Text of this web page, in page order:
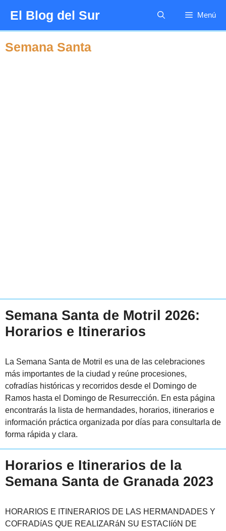
contenido
El Blog del Sur Menú
Semana Santa
Semana Santa de Motril 2026:
Horarios e Itinerarios
La Semana Santa de Motril es una de las celebraciones
más importantes de la ciudad y reúne procesiones,
cofradías históricas y recorridos desde el Domingo de
Ramos hasta el Domingo de Resurrección. En esta página
encontrarás la lista de hermandades, horarios, itinerarios e
información práctica organizada por días para consultarla de
forma rápida y clara.
Horarios e Itinerarios de la
Semana Santa de Granada 2023
HORARIOS E ITINERARIOS DE LAS HERMANDADES Y
COFRADíAS QUE REALIZARáN SU ESTACIíóN DE